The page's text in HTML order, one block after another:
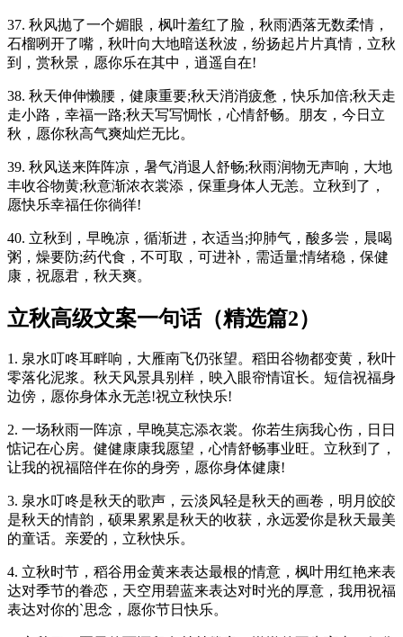
37. 秋风抛了一个媚眼，枫叶羞红了脸，秋雨洒落无数柔情，
石榴咧开了嘴，秋叶向大地暗送秋波，纷扬起片片真情，立秋
到，赏秋景，愿你乐在其中，逍遥自在!
38. 秋天伸伸懒腰，健康重要;秋天消消疲惫，快乐加倍;秋天走
走小路，幸福一路;秋天写写惆怅，心情舒畅。朋友，今日立
秋，愿你秋高气爽灿烂无比。
39. 秋风送来阵阵凉，暑气消退人舒畅;秋雨润物无声响，大地
丰收谷物黄;秋意渐浓衣裳添，保重身体人无恙。立秋到了，
愿快乐幸福任你徜徉!
40. 立秋到，早晚凉，循渐进，衣适当;抑肺气，酸多尝，晨喝
粥，燥要防;药代食，不可取，可进补，需适量;情绪稳，保健
康，祝愿君，秋天爽。
立秋高级文案一句话（精选篇2）
1. 泉水叮咚耳畔响，大雁南飞仍张望。稻田谷物都变黄，秋叶
零落化泥浆。秋天风景具别样，映入眼帘情谊长。短信祝福身
边傍，愿你身体永无恙!祝立秋快乐!
2. 一场秋雨一阵凉，早晚莫忘添衣裳。你若生病我心伤，日日
惦记在心房。健健康康我愿望，心情舒畅事业旺。立秋到了，
让我的祝福陪伴在你的身旁，愿你身体健康!
3. 泉水叮咚是秋天的歌声，云淡风轻是秋天的画卷，明月皎皎
是秋天的情韵，硕果累累是秋天的收获，永远爱你是秋天最美
的童话。亲爱的，立秋快乐。
4. 立秋时节，稻谷用金黄来表达最根的情意，枫叶用红艳来表
达对季节的眷恋，天空用碧蓝来表达对时光的厚意，我用祝福
表达对你的`思念，愿你节日快乐。